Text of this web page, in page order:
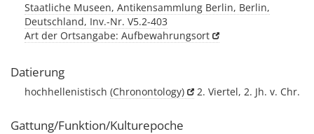
Staatliche Museen, Antikensammlung Berlin, Berlin,
Deutschland, Inv.-Nr. V5.2-403
Art der Ortsangabe: Aufbewahrungsort
Datierung
hochhellenistisch (Chronontology) 2. Viertel, 2. Jh. v. Chr.
Gattung/Funktion/Kulturepoche